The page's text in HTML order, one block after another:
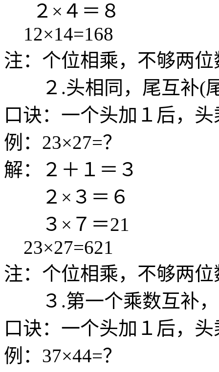
２×４＝８
12×14=168
注：个位相乘，不够两
２.头相同，尾互补(
口诀：一个头加１后，
例：23×27=？
解：２＋１＝３
２×３＝６
３×７＝21
23×27=621
注：个位相乘，不够两
３.第一个乘数互补，
口诀：一个头加１后，
例：37×44=？